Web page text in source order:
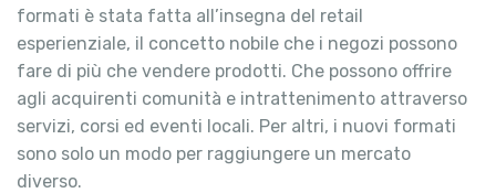
formati è stata fatta all’insegna del retail
esperienziale, il concetto nobile che i negozi possono
fare di più che vendere prodotti. Che possono offrire
agli acquirenti comunità e intrattenimento attraverso
servizi, corsi ed eventi locali. Per altri, i nuovi formati
sono solo un modo per raggiungere un mercato
diverso.